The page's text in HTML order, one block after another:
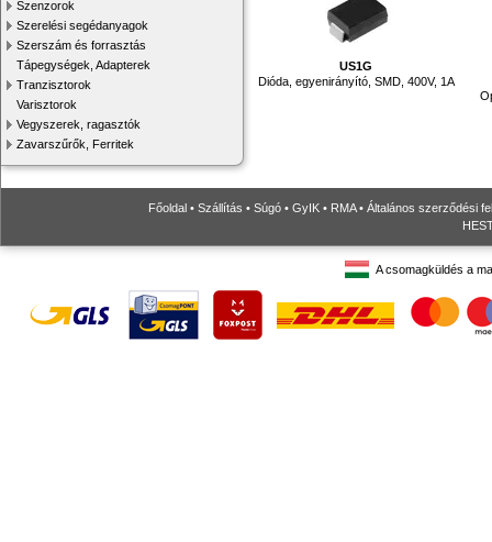
Szenzorok
Szerelési segédanyagok
Szerszám és forrasztás
Tápegységek, Adapterek
Tranzisztorok
Varisztorok
Vegyszerek, ragasztók
Zavarszűrők, Ferritek
US1G
Dióda, egyenirányító, SMD, 400V, 1A
Főoldal • Szállítás • Súgó • GyIK • RMA• Általános szerződési
A csomagküldés a